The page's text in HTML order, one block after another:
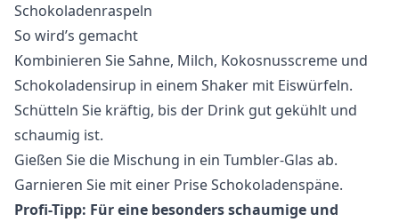
Schokoladenraspeln
So wird’s gemacht
Kombinieren Sie Sahne, Milch, Kokosnusscreme und
Schokoladensirup in einem Shaker mit Eiswürfeln.
Schütteln Sie kräftig, bis der Drink gut gekühlt und
schaumig ist.
Gießen Sie die Mischung in ein Tumbler-Glas ab.
Garnieren Sie mit einer Prise Schokoladenspäne.
Profi-Tipp: Für eine besonders schaumige und